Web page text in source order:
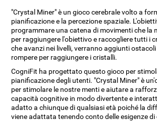
"Crystal Miner" è un gioco cerebrale volto a
pianificazione e la percezione spaziale.
programmare una catena di movimenti che la
per raggiungere l'obiettivo e raccogliere tutti i
che avanzi nei livelli, verranno aggiunti
rompere per raggiungere i cristalli.
CogniFit ha progettato questo gioco per
pianificazione degli utenti. "Crystal Miner" è
per stimolare le nostre menti e aiutare a
capacità cognitive in modo divertente e
adatto a chiunque di qualsiasi età poiché la
viene adattata tenendo conto delle esigenze